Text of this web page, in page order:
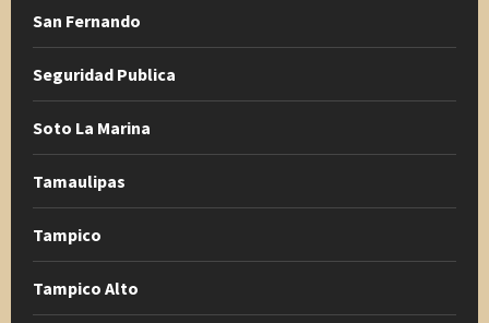
San Fernando
Seguridad Publica
Soto La Marina
Tamaulipas
Tampico
Tampico Alto